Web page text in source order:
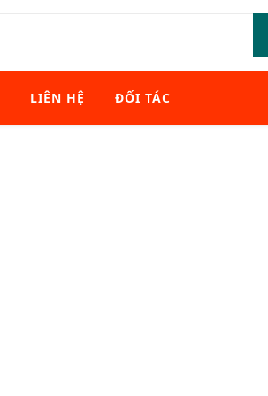
LIÊN HỆ ĐỐI TÁC